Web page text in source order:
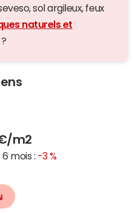
sol argileux, feux
naturels et
m2
mois : -3 %